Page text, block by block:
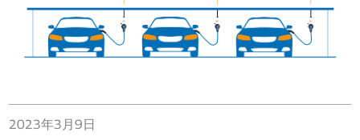
2023年3月9日